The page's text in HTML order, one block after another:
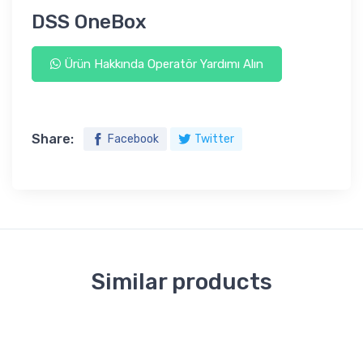
DSS OneBox
Ürün Hakkında Operatör Yardımı Alın
Share: Facebook Twitter
Similar products